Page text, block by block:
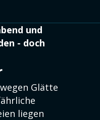
und
- doch
Glätte
liegen